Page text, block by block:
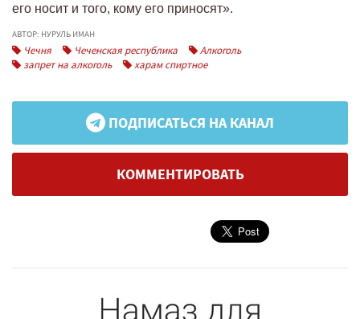
его носит и того, кому его приносят».
АВТОР: НУРУЛЬ ИМАН
Чечня Чеченская республика
Алкоголь
запрет на алкоголь
харам спиртное
ПОДПИСАТЬСЯ НА КАНАЛ
КОММЕНТИРОВАТЬ